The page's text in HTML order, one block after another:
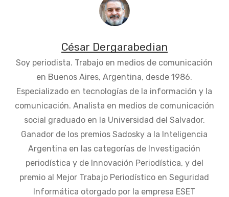
César Dergarabedian
Soy periodista. Trabajo en medios de comunicación
en Buenos Aires, Argentina, desde 1986.
Especializado en tecnologías de la información y la
comunicación. Analista en medios de comunicación
social graduado en la Universidad del Salvador.
Ganador de los premios Sadosky a la Inteligencia
Argentina en las categorías de Investigación
periodística y de Innovación Periodística, y del
premio al Mejor Trabajo Periodístico en Seguridad
Informática otorgado por la empresa ESET